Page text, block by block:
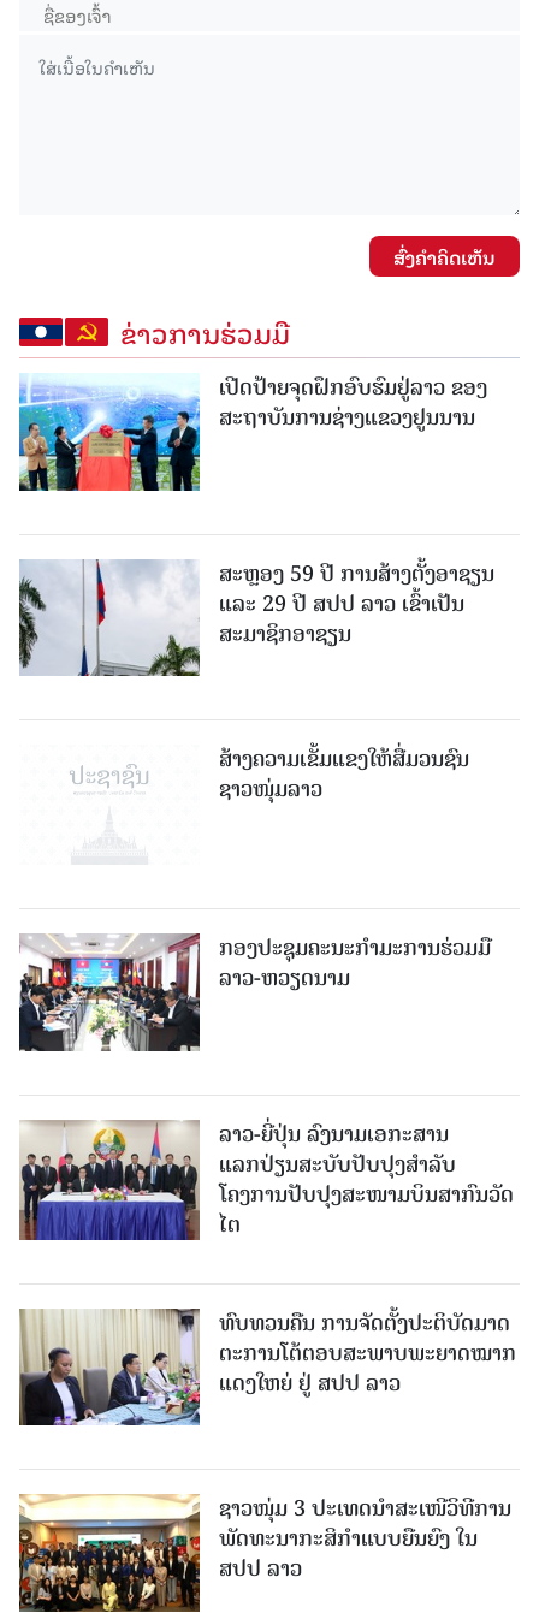
ສົ່ງຄໍາຄິດເຫັນ
ຂ່າວການຮ່ວມມື
ເປີດປ້າຍຈຸດຝຶກອົບຮົມຢູ່ລາວ ຂອງ
ສະຖາບັນການຊ່າງແຂວງຢູນນານ
ສະຫຼອງ 59 ປີ ການສ້າງຕັ້ງອາຊຽນ
ແລະ 29 ປີ ສປປ ລາວ ເຂົ້າເປັນ
ສະມາຊິກອາຊຽນ
ສ້າງຄວາມເຂັ້ມແຂງໃຫ້ສື່ມວນຊົນ
ຊາວໜຸ່ມລາວ
ກອງປະຊຸມຄະນະກຳມະການຮ່ວມມື
ລາວ-ຫວຽດນາມ
ລາວ-ຍີ່ປຸ່ນ ລົງນາມເອກະສານ
ແລກປ່ຽນສະບັບປັບປຸງສໍາລັບ
ໂຄງການປັບປຸງສະໜາມບິນສາກົນວັດ
ໄຕ
ທົບທວນຄືນ ການຈັດຕັ້ງປະຕິບັດມາດ
ຕະການໂຕ້ຕອບສະພາບພະຍາດໝາກ
ແດງໃຫຍ່ ຢູ່ ສປປ ລາວ
ຊາວໜຸ່ມ 3 ປະເທດນຳສະເໜີວິທີການ
ພັດທະນາກະສິກຳແບບຍືນຍົງ ໃນ
ສປປ ລາວ